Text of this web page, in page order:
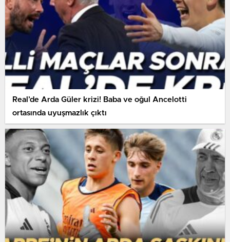
Real’de Arda Güler krizi! Baba ve oğul Ancelotti
ortasında uyuşmazlık çıktı